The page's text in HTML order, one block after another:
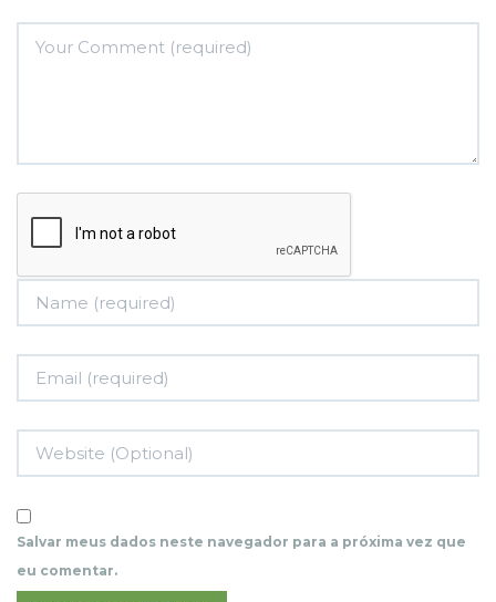
Salvar meus dados neste navegador para a próxima vez que
eu comentar.